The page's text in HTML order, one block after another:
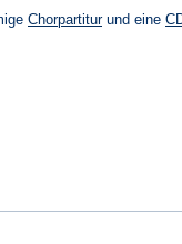
Chorpartiturund eine